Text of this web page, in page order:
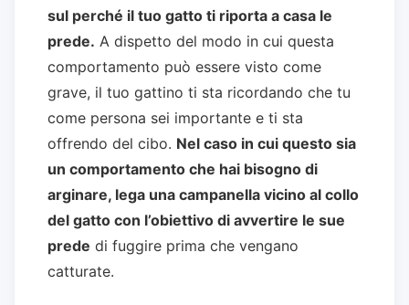
sul perché il tuo gatto ti riporta a casa le
prede. A dispetto del modo in cui questa
comportamento può essere visto come
grave, il tuo gattino ti sta ricordando che tu
come persona sei importante e ti sta
offrendo del cibo. Nel caso in cui questo sia
un comportamento che hai bisogno di
arginare, lega una campanella vicino al collo
del gatto con l’obiettivo di avvertire le sue
prede di fuggire prima che vengano
catturate.